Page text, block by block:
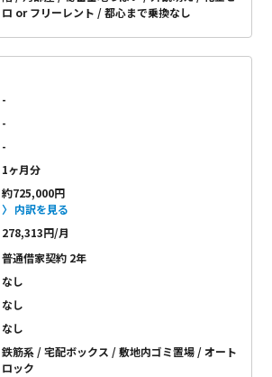
ロ or フリーレント
都心まで乗換なし
-
-
-
1ヶ月分
約725,000円
内訳を見る
278,313円/月
普通借家契約 2年
なし
なし
なし
鉄筋系 / 宅配ボックス / 敷地内ゴミ置場 / オート
ロック